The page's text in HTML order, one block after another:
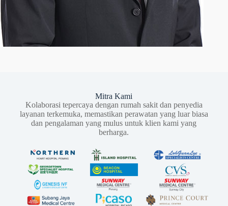
Mitra Kami
Kolaborasi tepercaya dengan rumah sakit dan penyedia
layanan terkemuka, memastikan perawatan yang luar biasa
dan pengalaman yang mulus untuk klien kami yang
berharga.